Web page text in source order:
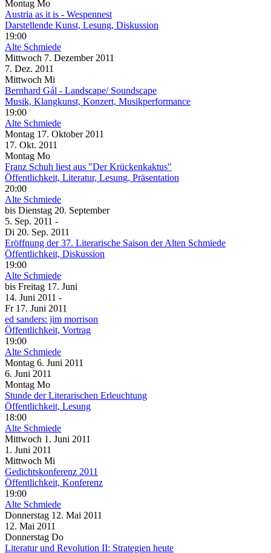
Montag Mo
Austria as it is - Wespennest
Darstellende Kunst, Lesung, Diskussion
19:00
Alte Schmiede
Mittwoch 7. Dezember 2011
7. Dez. 2011
Mittwoch Mi
Bernhard Gál - Landscape/ Soundscape
Musik, Klangkunst, Konzert, Musikperformance
19:00
Alte Schmiede
Montag 17. Oktober 2011
17. Okt. 2011
Montag Mo
Franz Schuh liest aus "Der Krückenkaktus"
Öffentlichkeit, Literatur, Lesung, Präsentation
20:00
Alte Schmiede
bis Dienstag 20. September
5. Sep. 2011 -
Di 20. Sep. 2011
Eröffnung der 37. Literarische Saison der Alten Schmiede
Öffentlichkeit, Diskussion
19:00
Alte Schmiede
bis Freitag 17. Juni
14. Juni 2011 -
Fr 17. Juni 2011
ed sanders: jim morrison
Öffentlichkeit, Vortrag
19:00
Alte Schmiede
Montag 6. Juni 2011
6. Juni 2011
Montag Mo
Stunde der Literarischen Erleuchtung
Öffentlichkeit, Lesung
18:00
Alte Schmiede
Mittwoch 1. Juni 2011
1. Juni 2011
Mittwoch Mi
Gedichtskonferenz 2011
Öffentlichkeit, Konferenz
19:00
Alte Schmiede
Donnerstag 12. Mai 2011
12. Mai 2011
Donnerstag Do
Literatur und Revolution II: Strategien heute